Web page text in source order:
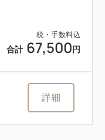
税・手数料込
合計 67,500 円
詳細